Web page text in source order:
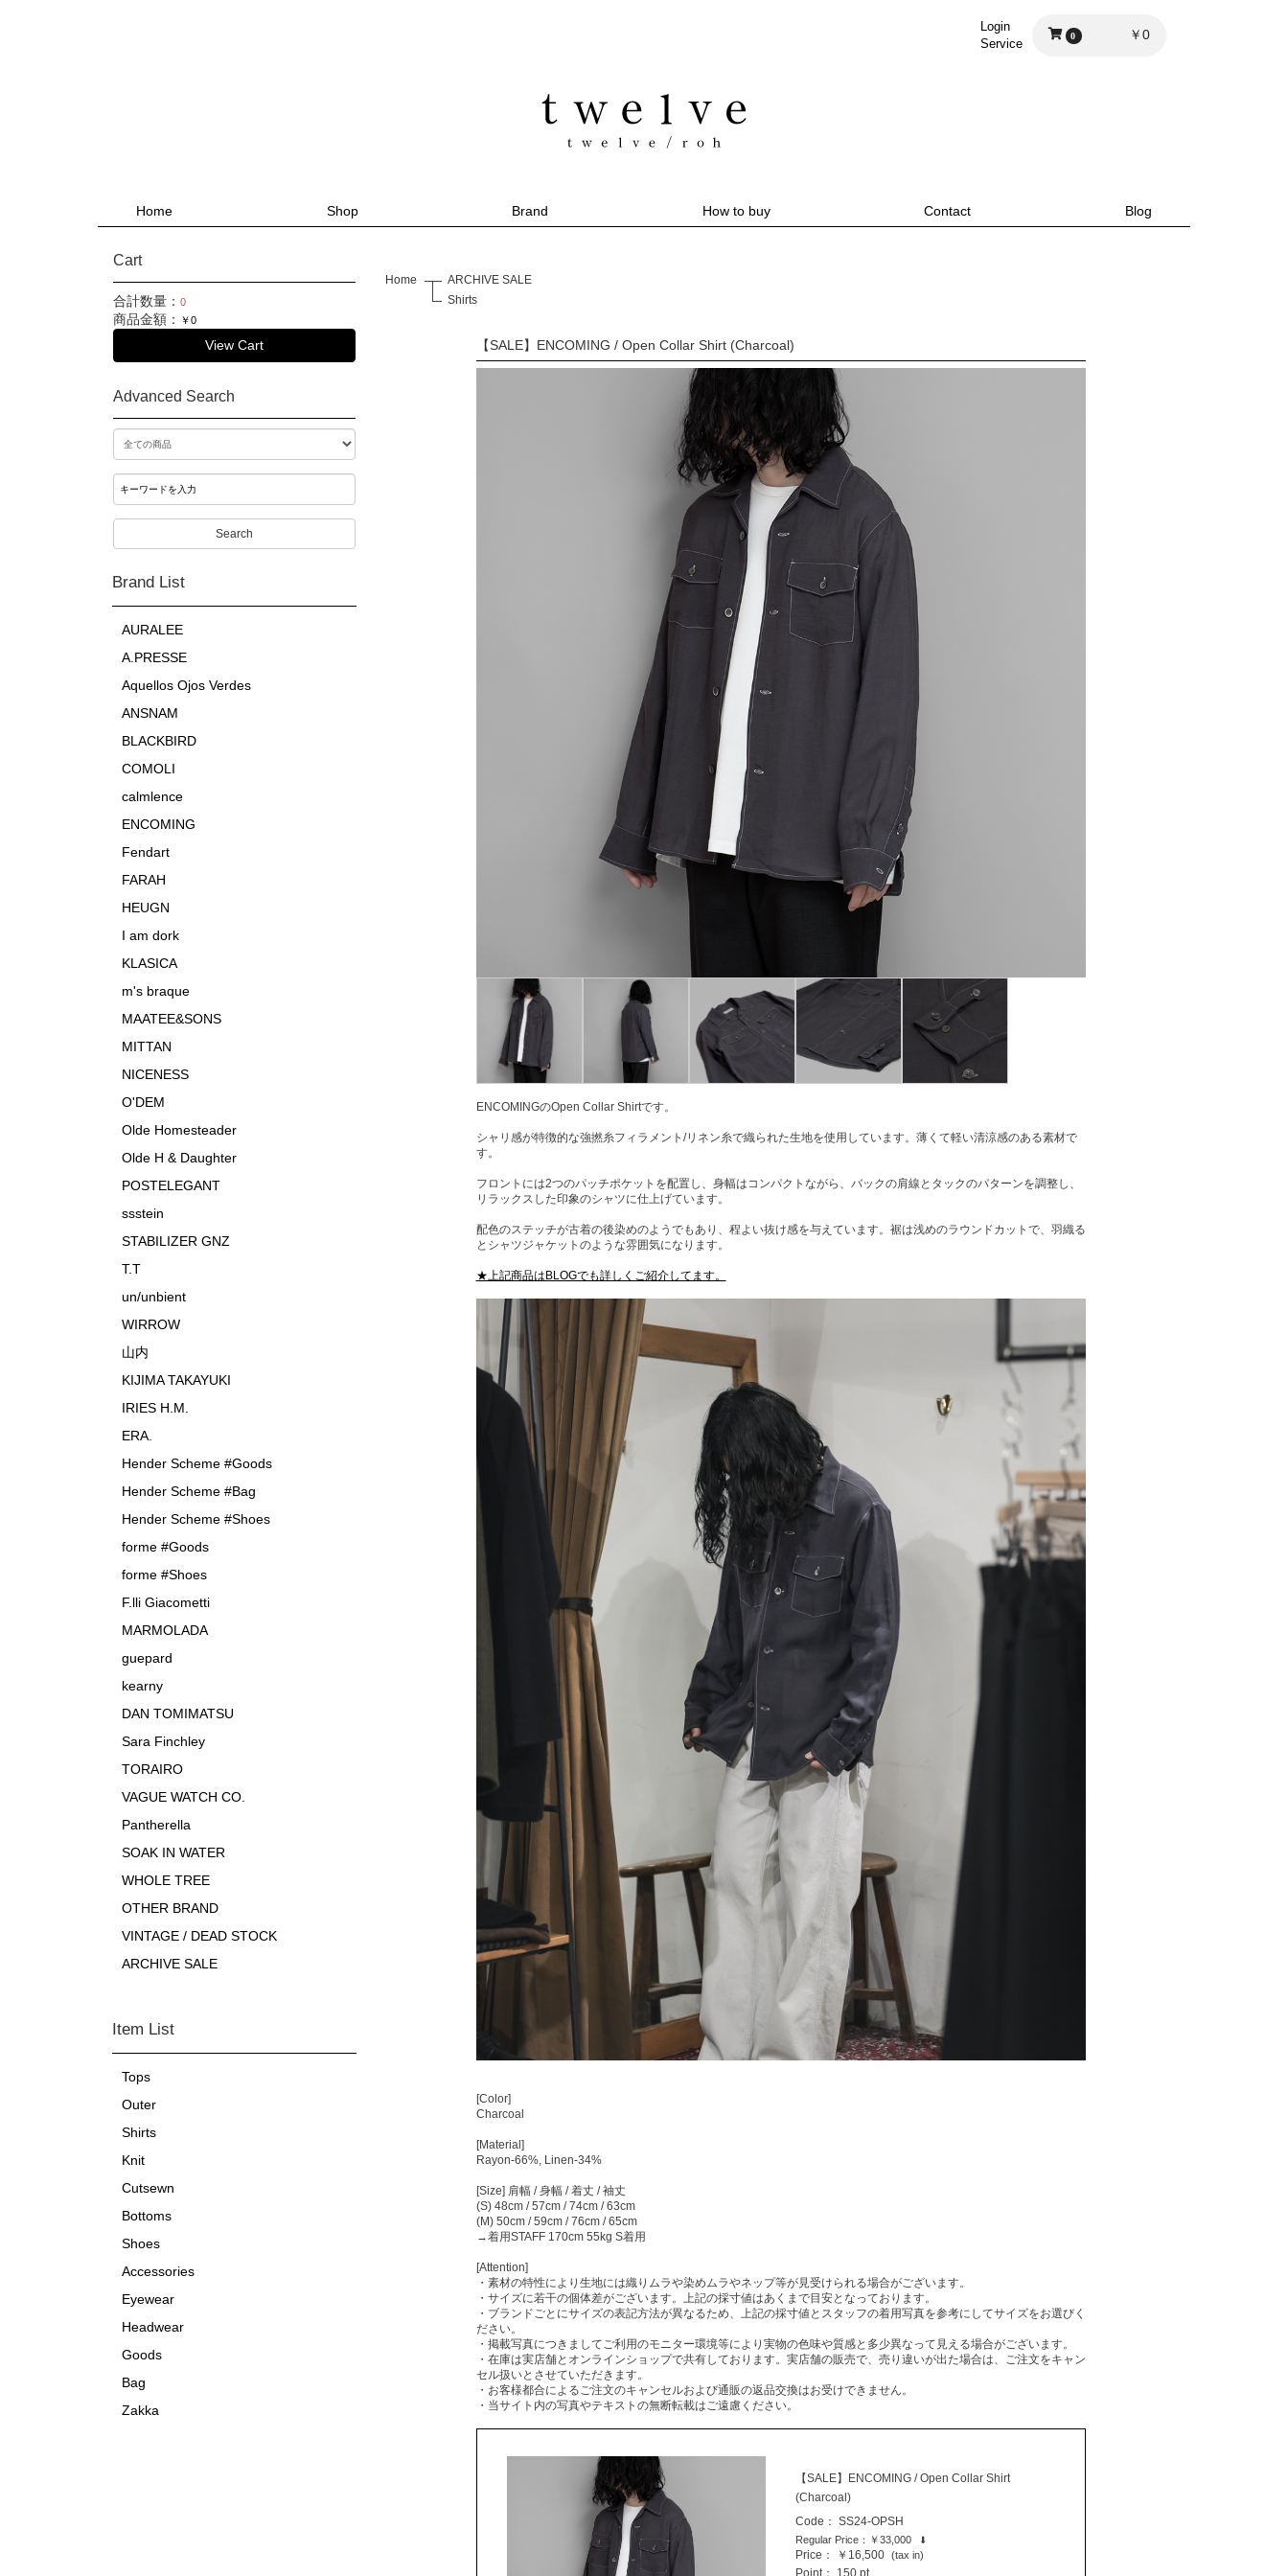
Login
Service
0 ￥0
Home Shop Brand How to buy Contact Blog
Cart
合計数量： 0
商品金額： ￥0
View Cart
Advanced Search
Search
Brand List
AURALEE
A.PRESSE
Aquellos Ojos Verdes
ANSNAM
BLACKBIRD
COMOLI
calmlence
ENCOMING
Fendart
FARAH
HEUGN
I am dork
KLASICA
m's braque
MAATEE&SONS
MITTAN
NICENESS
O'DEM
Olde Homesteader
Olde H & Daughter
POSTELEGANT
ssstein
STABILIZER GNZ
T.T
un/unbient
WIRROW
山内
KIJIMA TAKAYUKI
IRIES H.M.
ERA.
Hender Scheme #Goods
Hender Scheme #Bag
Hender Scheme #Shoes
forme #Goods
forme #Shoes
F.lli Giacometti
MARMOLADA
guepard
kearny
DAN TOMIMATSU
Sara Finchley
TORAIRO
VAGUE WATCH CO.
Pantherella
SOAK IN WATER
WHOLE TREE
OTHER BRAND
VINTAGE / DEAD STOCK
ARCHIVE SALE
Item List
Tops
Outer
Shirts
Knit
Cutsewn
Bottoms
Shoes
Accessories
Eyewear
Headwear
Goods
Bag
Zakka
Home
ARCHIVE SALE
Shirts
【SALE】ENCOMING / Open Collar Shirt (Charcoal)
ENCOMINGのOpen Collar Shirtです。
シャリ感が特徴的な強撚糸フィラメント/リネン糸で織られた生地を使用しています。薄くて軽い清涼感のある素材で
す。
フロントには2つのパッチポケットを配置し、身幅はコンパクトながら、バックの肩線とタックのパターンを調整し、
リラックスした印象のシャツに仕上げています。
配色のステッチが古着の後染めのようでもあり、程よい抜け感を与えています。裾は浅めのラウンドカットで、羽織る
とシャツジャケットのような雰囲気になります。
★上記商品はBLOGでも詳しくご紹介してます。
[Color]
Charcoal
[Material]
Rayon-66%, Linen-34%
[Size] 肩幅 / 身幅 / 着丈 / 袖丈
(S) 48cm / 57cm / 74cm / 63cm
(M) 50cm / 59cm / 76cm / 65cm
→着用STAFF 170cm 55kg S着用
[Attention]
・素材の特性により生地には織りムラや染めムラやネップ等が見受けられる場合がございます。
・サイズに若干の個体差がございます。上記の採寸値はあくまで目安となっております。
・ブランドごとにサイズの表記方法が異なるため、上記の採寸値とスタッフの着用写真を参考にしてサイズをお選びく
ださい。
・掲載写真につきましてご利用のモニター環境等により実物の色味や質感と多少異なって見える場合がございます。
・在庫は実店舗とオンラインショップで共有しております。実店舗の販売で、売り違いが出た場合は、ご注文をキャン
セル扱いとさせていただきます。
・お客様都合によるご注文のキャンセルおよび通販の返品交換はお受けできません。
・当サイト内の写真やテキストの無断転載はご遠慮ください。
【SALE】ENCOMING / Open Collar Shirt
(Charcoal)
Code： SS24-OPSH
Regular Price： ￥33,000 ⬇
Price： ￥16,500 (tax in)
Point： 150 pt